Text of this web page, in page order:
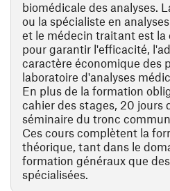
biomédicale des analyses.
ou la spécialiste en
et le médecin traitant est la
pour garantir l'efficacité,
caractère économique des
laboratoire d'analyses
En plus de la formation
cahier des stages, 20 jours
séminaire du tronc
Ces cours complètent la
théorique, tant dans le
formation généraux que
spécialisées.